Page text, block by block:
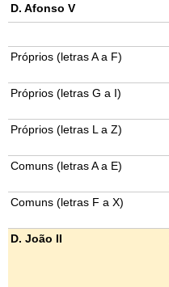
D. Afonso V
Próprios (letras A a F)
Próprios (letras G a I)
Próprios (letras L a Z)
Comuns (letras A a E)
Comuns (letras F a X)
D. João II